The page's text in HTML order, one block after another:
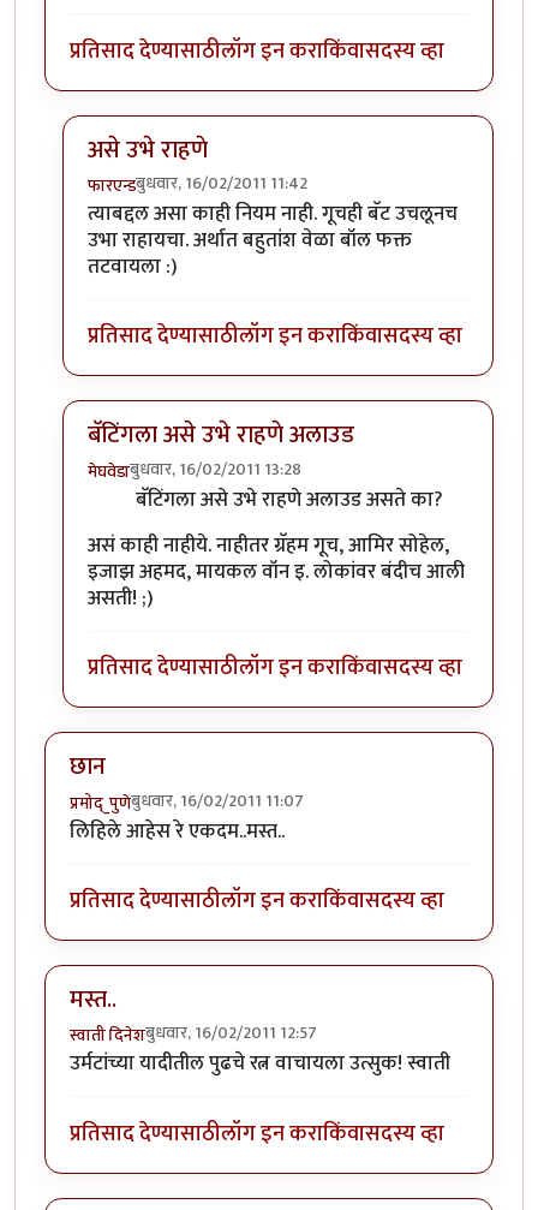
प्रतिसाद देण्यासाठीलॉग इन कराकिंवासदस्य व्हा
असे उभे राहणे
फारएन्डबुधवार, 16/02/2011 11:42
In reply toपाहिले आहेbyगवि
त्याबद्दल असा काही नियम नाही. गूचही बॅट उचलूनच
उभा राहायचा. अर्थात बहुतांश वेळा बॉल फक्त
तटवायला :)
प्रतिसाद देण्यासाठीलॉग इन कराकिंवासदस्य व्हा
बॅटिंगला असे उभे राहणे अलाउड
मेघवेडाबुधवार, 16/02/2011 13:28
In reply toपाहिले आहेbyगवि
बॅटिंगला असे उभे राहणे अलाउड असते का?
असं काही नाहीये. नाहीतर ग्रॅहम गूच, आमिर सोहेल,
इजाझ अहमद, मायकल वॉन इ. लोकांवर बंदीच आली
असती! ;)
प्रतिसाद देण्यासाठीलॉग इन कराकिंवासदस्य व्हा
छान
प्रमोद्_पुणेबुधवार, 16/02/2011 11:07
लिहिले आहेस रे एकदम..मस्त..
प्रतिसाद देण्यासाठीलॉग इन कराकिंवासदस्य व्हा
मस्त..
स्वाती दिनेशबुधवार, 16/02/2011 12:57
उर्मटांच्या यादीतील पुढचे रत्न वाचायला उत्सुक! स्वाती
प्रतिसाद देण्यासाठीलॉग इन कराकिंवासदस्य व्हा